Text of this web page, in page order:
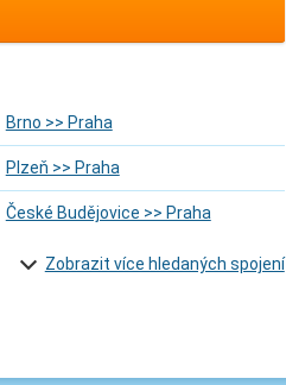
Brno >> Praha
Plzeň >> Praha
České Budějovice >> Praha
Zobrazit více hledaných spojení